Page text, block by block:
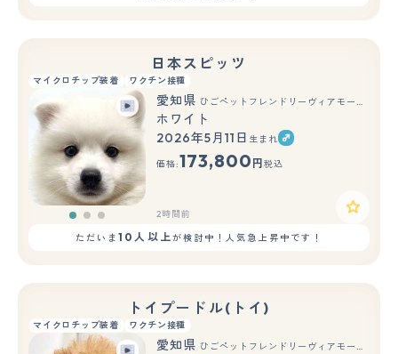
日本スピッツ
マイクロチップ装着 ワクチン接種
もっと見る
愛知県 ひごペットフレンドリーヴィアモール アピタ江南西店
ホワイト
2026年5月11日 生まれ
価格:173,800 円 税込
2時間前
ただいま10人以上が検討中！人気急上昇中です！
トイプードル(トイ)
マイクロチップ装着 ワクチン接種
愛知県 ひごペットフレンドリーヴィアモール アピタ江南西店